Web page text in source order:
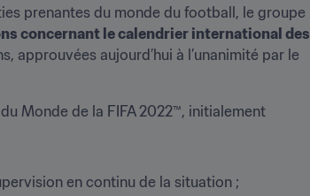
prenantes du monde du football, le groupe
concernant le calendrier international des
approuvées aujourd’hui à l’unanimité par le
Monde de la FIFA 2022™, initialement
en continu de la situation ;